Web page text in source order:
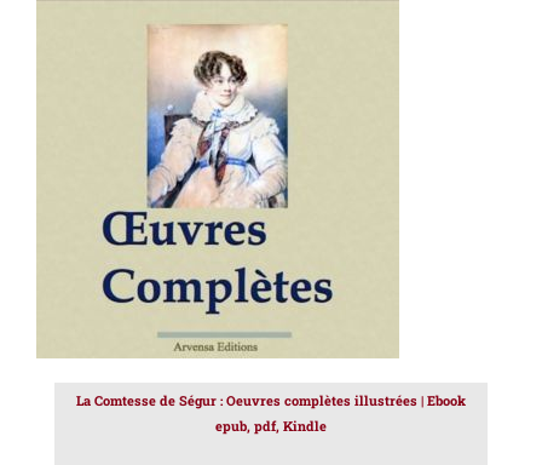
AJOUTER AU PANIER / DÉTAILS
La Comtesse de Ségur : Oeuvres complètes illustrées | Ebook
epub, pdf, Kindle